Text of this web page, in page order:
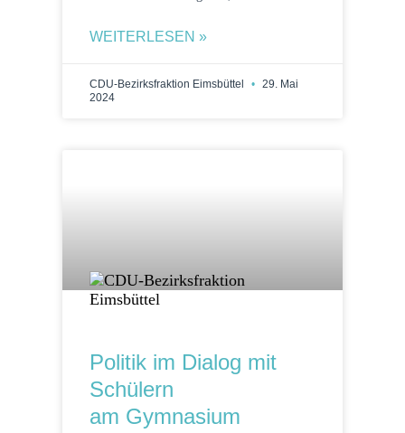
WEITERLESEN »
CDU-Bezirksfraktion Eimsbüttel
29. Mai
2024
Politik im Dialog mit
Schülern
am Gymnasium